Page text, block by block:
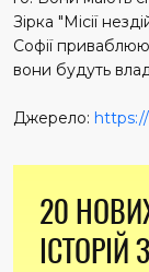
Зірка "Місії
Софії
вони будуть
Джерело:
20
ІСТОРІЙ